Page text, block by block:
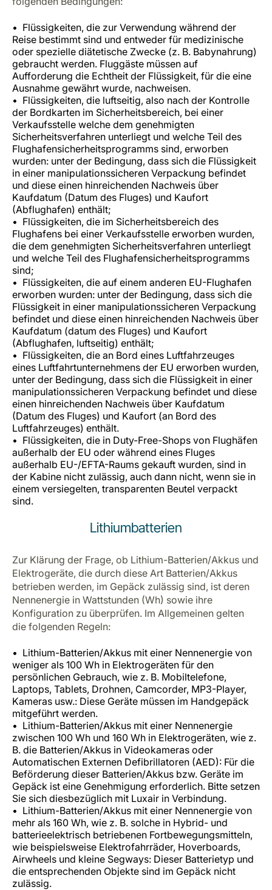
Flüssigkeiten, die zur Verwendung während der
Reise bestimmt sind und entweder für medizinische
oder spezielle diätetische Zwecke (z. B. Babynahrung)
gebraucht werden. Fluggäste müssen auf
Aufforderung die Echtheit der Flüssigkeit, für die eine
Ausnahme gewährt wurde, nachweisen.
Flüssigkeiten, die luftseitig, also nach der Kontrolle
der Bordkarten im Sicherheitsbereich, bei einer
Verkaufsstelle welche dem genehmigten
Sicherheitsverfahren unterliegt und welche Teil des
Flughafensicherheitsprogramms sind, erworben
wurden: unter der Bedingung, dass sich die Flüssigkeit
in einer manipulationssicheren Verpackung befindet
und diese einen hinreichenden Nachweis über
Kaufdatum (Datum des Fluges) und Kaufort
(Abflughafen) enthält;
Flüssigkeiten, die im Sicherheitsbereich des
Flughafens bei einer Verkaufsstelle erworben wurden,
die dem genehmigten Sicherheitsverfahren unterliegt
und welche Teil des Flughafensicherheitsprogramms
sind;
Flüssigkeiten, die auf einem anderen EU-Flughafen
erworben wurden: unter der Bedingung, dass sich die
Flüssigkeit in einer manipulationssicheren Verpackung
befindet und diese einen hinreichenden Nachweis über
Kaufdatum (datum des Fluges) und Kaufort
(Abflughafen, luftseitig) enthält;
Flüssigkeiten, die an Bord eines Luftfahrzeuges
eines Luftfahrtunternehmens der EU erworben wurden,
unter der Bedingung, dass sich die Flüssigkeit in einer
manipulationssicheren Verpackung befindet und diese
einen hinreichenden Nachweis über Kaufdatum
(Datum des Fluges) und Kaufort (an Bord des
Luftfahrzeuges) enthält.
Flüssigkeiten, die in Duty-Free-Shops von Flughäfen
außerhalb der EU oder während eines Fluges
außerhalb EU-/EFTA-Raums gekauft wurden, sind in
der Kabine nicht zulässig, auch dann nicht, wenn sie in
einem versiegelten, transparenten Beutel verpackt
sind.
Lithiumbatterien
Zur Klärung der Frage, ob Lithium-Batterien/Akkus und
Elektrogeräte, die durch diese Art Batterien/Akkus
betrieben werden, im Gepäck zulässig sind, ist deren
Nennenergie in Wattstunden (Wh) sowie ihre
Konfiguration zu überprüfen. Im Allgemeinen gelten
die folgenden Regeln:
Lithium-Batterien/Akkus mit einer Nennenergie von
weniger als 100 Wh in Elektrogeräten für den
persönlichen Gebrauch, wie z. B. Mobiltelefone,
Laptops, Tablets, Drohnen, Camcorder, MP3-Player,
Kameras usw.: Diese Geräte müssen im Handgepäck
mitgeführt werden.
Lithium-Batterien/Akkus mit einer Nennenergie
zwischen 100 Wh und 160 Wh in Elektrogeräten, wie z.
B. die Batterien/Akkus in Videokameras oder
Automatischen Externen Defibrillatoren (AED): Für die
Beförderung dieser Batterien/Akkus bzw. Geräte im
Gepäck ist eine Genehmigung erforderlich. Bitte setzen
Sie sich diesbezüglich mit Luxair in Verbindung.
Lithium-Batterien/Akkus mit einer Nennenergie von
mehr als 160 Wh, wie z. B. solche in Hybrid- und
batterieelektrisch betriebenen Fortbewegungsmitteln,
wie beispielsweise Elektrofahrräder, Hoverboards,
Airwheels und kleine Segways: Dieser Batterietyp und
die entsprechenden Objekte sind im Gepäck nicht
zulässig.